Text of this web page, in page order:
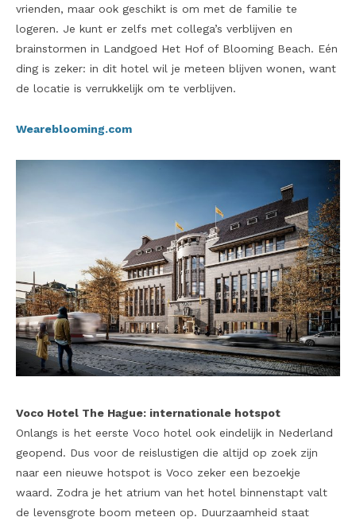
vrienden, maar ook geschikt is om met de familie te
logeren. Je kunt er zelfs met collega’s verblijven en
brainstormen in Landgoed Het Hof of Blooming Beach. Eén
ding is zeker: in dit hotel wil je meteen blijven wonen, want
de locatie is verrukkelijk om te verblijven.
Weareblooming.com
Voco Hotel The Hague: internationale hotspot
Onlangs is het eerste Voco hotel ook eindelijk in Nederland
geopend. Dus voor de reislustigen die altijd op zoek zijn
naar een nieuwe hotspot is Voco zeker een bezoekje
waard. Zodra je het atrium van het hotel binnenstapt valt
de levensgrote boom meteen op. Duurzaamheid staat